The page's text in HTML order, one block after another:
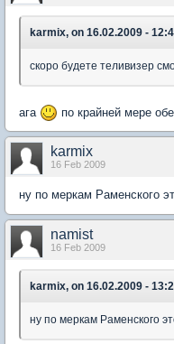
karmix, on 16.02.2009 -
скоро будете теливизер
ага по крайней мере
karmix
16 Feb 2009
ну по меркам Раменского
namist
16 Feb 2009
karmix, on 16.02.2009 -
ну по меркам Раменского